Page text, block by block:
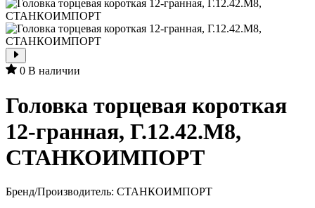
0 В наличии
Головка торцевая короткая
12-гранная, Г.12.42.М8,
СТАНКОИМПОРТ
Бренд/Производитель: СТАНКОИМПОРТ